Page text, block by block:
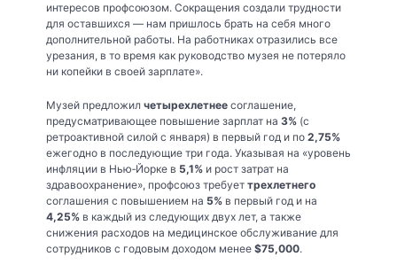
интересов профсоюзом. Сокращения создали трудности
для оставшихся — нам пришлось брать на себя много
дополнительной работы. На работниках отразились все
урезания, в то время как руководство музея не потеряло
ни копейки в своей зарплате».
Музей предложил четырехлетнее соглашение,
предусматривающее повышение зарплат на 3% (с
ретроактивной силой с января) в первый год и по 2,75%
ежегодно в последующие три года. Указывая на «уровень
инфляции в Нью‑Йорке в 5,1% и рост затрат на
здравоохранение», профсоюз требует трехлетнего
соглашения с повышением на 5% в первый год и на
4,25% в каждый из следующих двух лет, а также
снижения расходов на медицинское обслуживание для
сотрудников с годовым доходом менее $75,000.